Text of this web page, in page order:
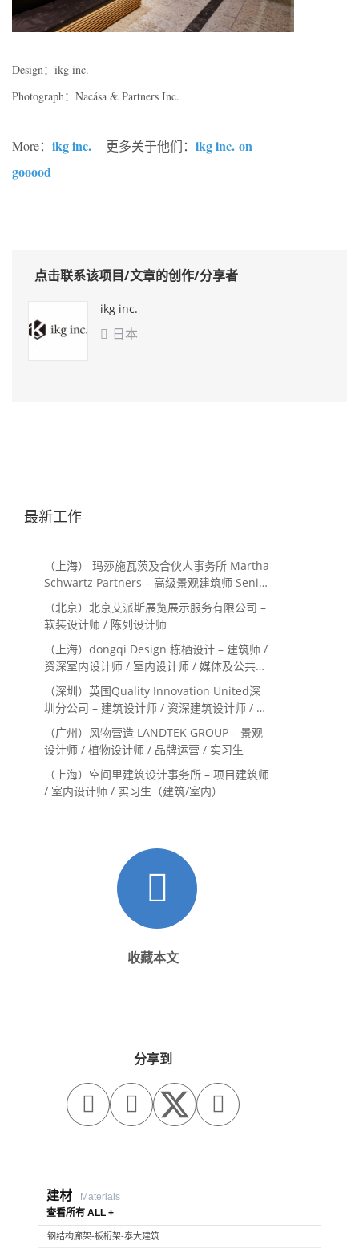
Design：ikg inc.
Photograph：Nacása & Partners Inc.
More： ikg inc. 更多关于他们： ikg inc. on
gooood
点击联系该项目/文章的创作/分享者
ikg inc.
 日本
最新工作
（上海） 玛莎施瓦茨及合伙人事务所 Martha
Schwartz Partners – 高级景观建筑师 Senior
Landscape Designer / 景观建筑师
Landscape Designer
（北京）北京艾派斯展览展示服务有限公司 –
软装设计师 / 陈列设计师
（上海）dongqi Design 栋栖设计 – 建筑师 /
资深室内设计师 / 室内设计师 / 媒体及公共关
系主管 / 设计实习生（常年招聘）
（深圳）英国Quality Innovation United深
圳分公司 – 建筑设计师 / 资深建筑设计师 / 室
内设计师 / 设计实习生
（广州）风物营造 LANDTEK GROUP – 景观
设计师 / 植物设计师 / 品牌运营 / 实习生
（上海）空间里建筑设计事务所 – 项目建筑师
/ 室内设计师 / 实习生（建筑/室内）
收藏本文
分享到
  
建材
Materials
查看所有 ALL +
钢结构廊架-板桁架-泰大建筑